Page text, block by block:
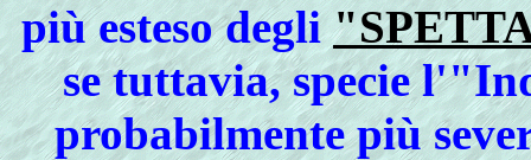
più esteso degli
se tuttavia, specie
probabilmente più